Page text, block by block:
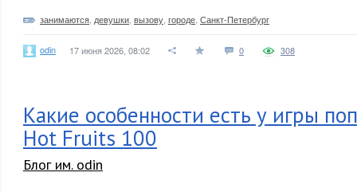
занимаются девушки вызову городе Санкт-Петербург
odin 17 июня 2026, 08:02 0 308
Какие особенности есть у игры
Hot Fruits 100
Блог им. odin